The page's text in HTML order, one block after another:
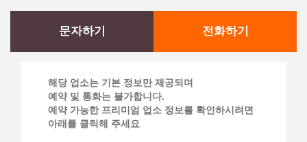
문자하기 전화하기
해당 업소는 기본 정보만 제공되며
예약 및 통화는 불가합니다.
예약 가능한 프리미엄 업소 정보를 확인하시려면
아래를 클릭해 주세요